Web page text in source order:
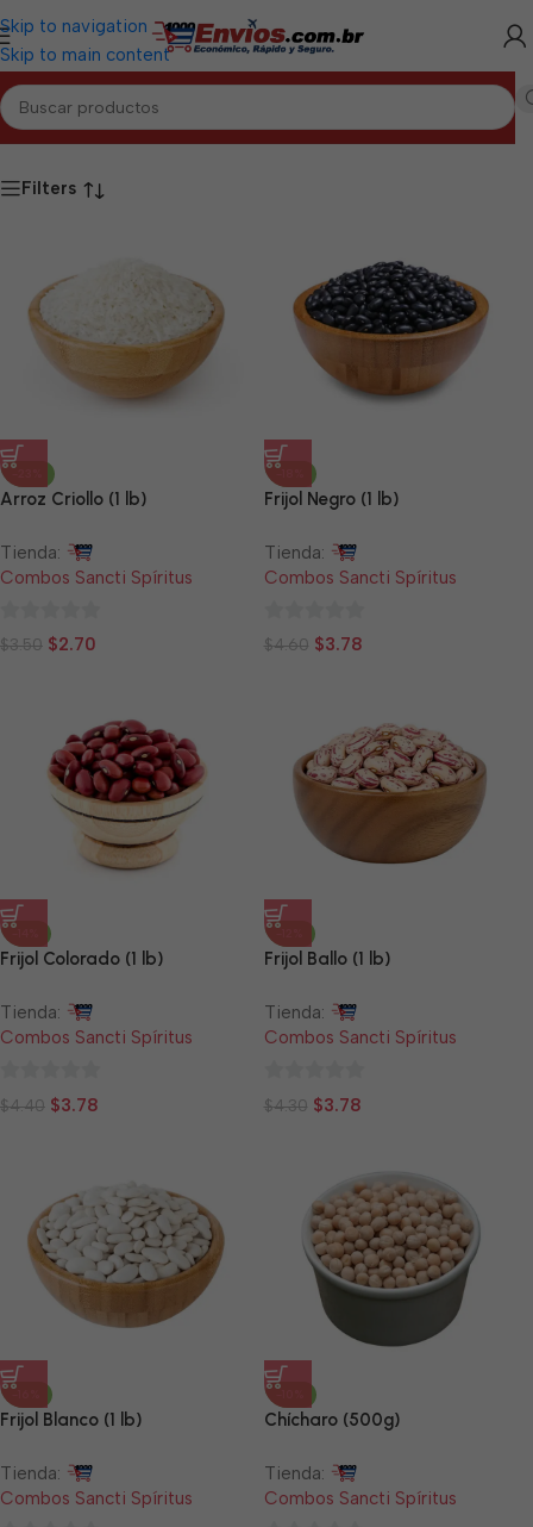
Skip to navigation
Skip to main content
/Productos etiquetados “Alimentos OW Sancti Spíritus”
Filters
-23%
Arroz Criollo (1 lb)
Tienda:
Combos Sancti Spíritus
0
$3.50 $2.70
-18%
Frijol Negro (1 lb)
Tienda:
Combos Sancti Spíritus
0
$4.60 $3.78
Frijol Colorado (1 lb)
Tienda:
Combos Sancti Spíritus
0
$4.40 $3.78
Frijol Ballo (1 lb)
Tienda:
Combos Sancti Spíritus
0
$4.30 $3.78
-16%
Frijol Blanco (1 lb)
Tienda:
Combos Sancti Spíritus
-10%
Chícharo (500g)
Tienda:
Combos Sancti Spíritus